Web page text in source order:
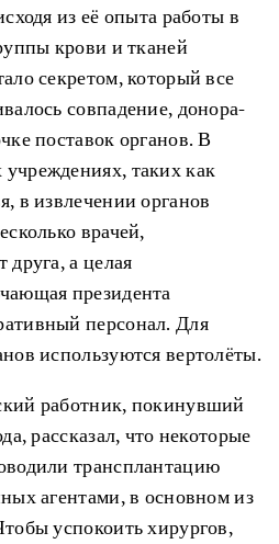
из её опыта работы в
крови и тканей
секретом, который все
совпадение, донора-
поставок органов. В
таких как
в извлечении органов
врачей,
друга, а целая
президента
персонал. Для
используются вертолёты.
работник, покинувший
рассказал, что некоторые
трансплантацию
агентами, в основном из
успокоить хирургов,